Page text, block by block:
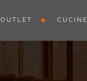
OUTLET CUCINE